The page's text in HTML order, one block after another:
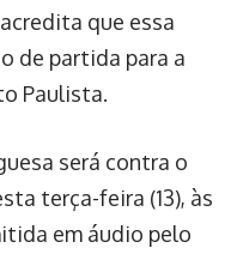
que essa
de partida para a
Paulista.
será contra o
terça-feira (13), às
em áudio pelo